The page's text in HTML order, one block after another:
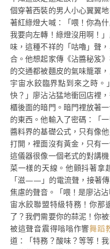
個穿著西裝的男人小心翼翼
著紅綠燈大喊：「喂！你為
我要向左轉！綠燈沒用啊！
味，這種不祥的「咕嚕」聲
合。他想起家傳《沾醬秘笈
的交通都被麵皮的氣味籠罩
宇宙水餃臨界點到來之時
快？」廖沾沾猛地衝回店裡
櫃後面的暗門。暗門裡放著
的東西。他輸入了密碼：「
醬料界的基礎公式，只有像
打開，裡面沒有黃金，只有
這儀器很像一個老式的對講
菜一樣的天線。他顫抖著拿
「滋——」的電流聲，接著
焦慮的聲音。「喂！是廖沾
宙水餃聯盟特級特務！你那
了？我們需要你的蒜泥！你
被這聲音震得嗡嗡作響舞蹈
道：「特務？酸味？等等！